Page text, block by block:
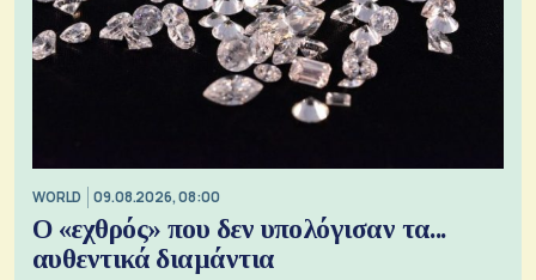
WORLD 09.08.2026, 08:00
Ο «εχθρός» που δεν υπολόγισαν τα...
αυθεντικά διαμάντια